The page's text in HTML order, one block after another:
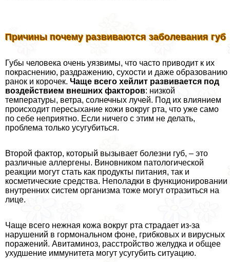
Причины почему развиваются заболевания губ
Губы человека очень уязвимы, что часто приводит к их
покраснению, раздражению, сухости и даже образованию
ранок и корочек. Чаще всего хейлит развивается под
воздействием внешних факторов: низкой
температуры, ветра, солнечных лучей. Под их влиянием
происходит пересыхание кожи вокруг рта, что уже само
по себе неприятно. Если ничего с этим не делать,
проблема только усугубиться.
Второй фактор, который вызывает болезни губ, – это
различные аллергены. Виновником патологической
реакции могут стать как продукты питания, так и
косметические средства. Неполадки в функционировании
внутренних систем организма тоже могут отразиться на
лице.
Чаще всего нежная кожа вокруг рта страдает из-за
нарушений в гормональном фоне, грибковых и вирусных
поражений. Авитаминоз, расстройство желудка и общее
ухудшение иммунитета могут усугубить ситуацию.